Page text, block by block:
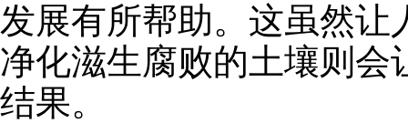
发展有所帮助。这虽然让
净化滋生腐败的土壤则会
结果。